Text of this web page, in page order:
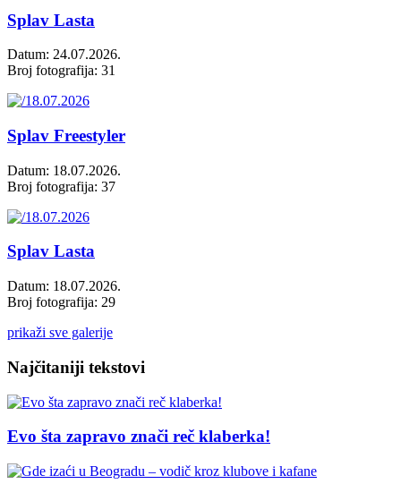
Splav Lasta
Datum: 24.07.2026.
Broj fotografija: 31
Splav Freestyler
Datum: 18.07.2026.
Broj fotografija: 37
Splav Lasta
Datum: 18.07.2026.
Broj fotografija: 29
prikaži sve galerije
Najčitaniji tekstovi
Evo šta zapravo znači reč klaberka!